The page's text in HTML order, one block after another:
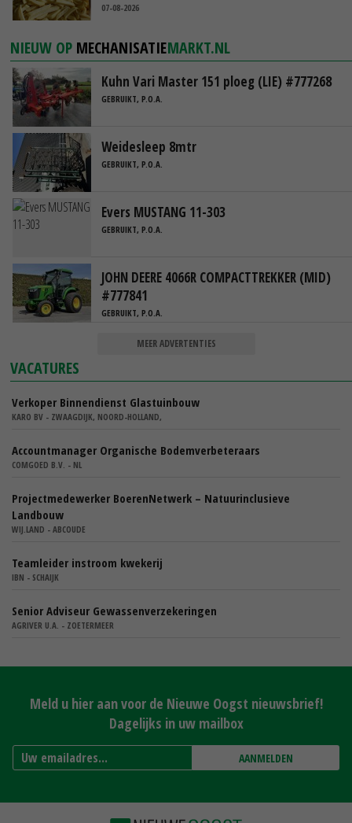
07-08-2026
NIEUW OP MECHANISATIEMARKT.NL
Kuhn Vari Master 151 ploeg (LIE) #777268
GEBRUIKT, P.O.A.
Weidesleep 8mtr
GEBRUIKT, P.O.A.
Evers MUSTANG 11-303
GEBRUIKT, P.O.A.
JOHN DEERE 4066R COMPACTTREKKER (MID)
#777841
GEBRUIKT, P.O.A.
MEER ADVERTENTIES
VACATURES
Verkoper Binnendienst Glastuinbouw
KARO BV - ZWAAGDIJK, NOORD-HOLLAND,
Accountmanager Organische Bodemverbeteraars
COMGOED B.V. - NL
Projectmedewerker BoerenNetwerk – Natuurinclusieve
Landbouw
WIJ.LAND - ABCOUDE
Teamleider instroom kwekerij
IBN - SCHAIJK
Senior Adviseur Gewassenverzekeringen
AGRIVER U.A. - ZOETERMEER
Meld u hier aan voor de Nieuwe Oogst nieuwsbrief!
Dagelijks in uw mailbox
AANMELDEN